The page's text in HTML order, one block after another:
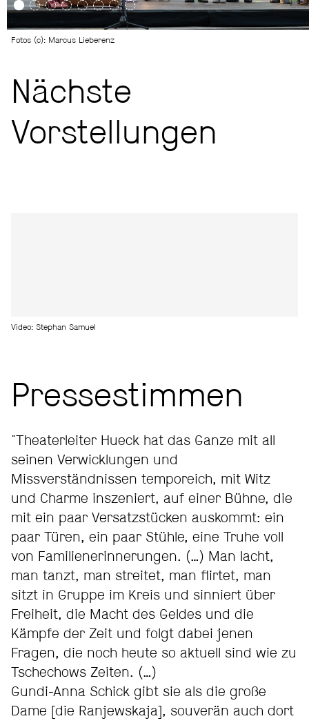
Fotos (c): Marcus Lieberenz
Nächste
Vorstellungen
Video: Stephan Samuel
Pressestimmen
"Theaterleiter Hueck hat das Ganze mit all
seinen Verwicklungen und
Missverständnissen temporeich, mit Witz
und Charme inszeniert, auf einer Bühne, die
mit ein paar Versatzstücken auskommt: ein
paar Türen, ein paar Stühle, eine Truhe voll
von Familienerinnerungen. (…) Man lacht,
man tanzt, man streitet, man flirtet, man
sitzt in Gruppe im Kreis und sinniert über
Freiheit, die Macht des Geldes und die
Kämpfe der Zeit und folgt dabei jenen
Fragen, die noch heute so aktuell sind wie zu
Tschechows Zeiten. (…)
Gundi-Anna Schick gibt sie als die große
Dame [die Ranjewskaja], souverän auch dort